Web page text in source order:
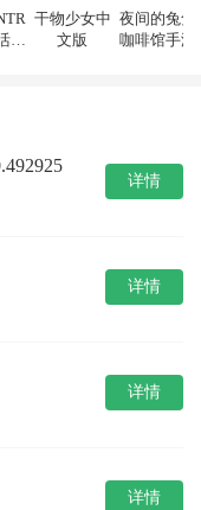
游
干物少女中
文版
夜间的兔兔
咖啡馆手游
详情
详情
详情
详情